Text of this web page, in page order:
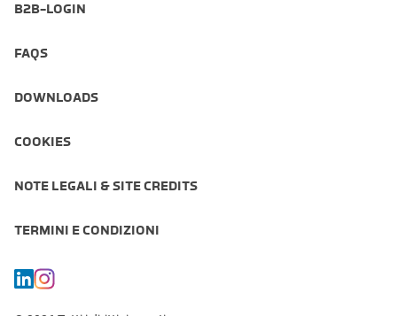
B2B-LOGIN
FAQS
DOWNLOADS
COOKIES
NOTE LEGALI & SITE CREDITS
TERMINI E CONDIZIONI